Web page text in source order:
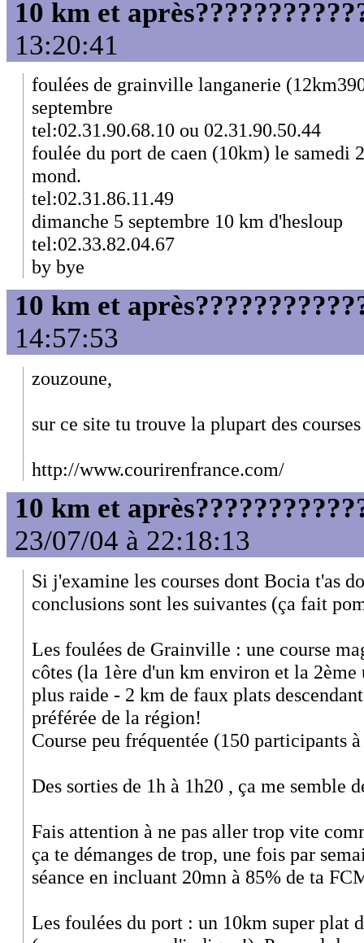
10 km et
13:20:41
foulées de grainville langanerie
septembre
tel:02.31.90.68.10 ou 02.31.90.50.44
foulée du port de caen (10km) le samedi
mond.
tel:02.31.86.11.49
dimanche 5 septembre 10 km d'hesloup
tel:02.33.82.04.67
by bye
10 km et
14:57:53
zouzoune,
sur ce site tu trouve la plupart des
http://www.courirenfrance.com/
10 km et
23/07/04 à 22:18:13
Si j'examine les courses dont Bocia t'as
conclusions sont les suivantes (ça fait
Les foulées de Grainville : une course
côtes (la 1ère d'un km environ et la
plus raide - 2 km de faux plats
préférée de la région!
Course peu fréquentée (150 participants
Des sorties de 1h à 1h20 , ça me semble
Fais attention à ne pas aller trop vite
ça te démanges de trop, une fois par
séance en incluant 20mn à 85% de ta
Les foulées du port : un 10km super plat